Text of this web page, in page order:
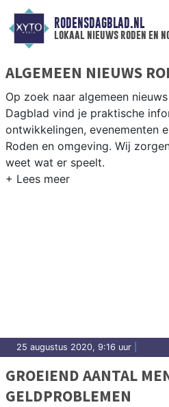
RODENSDAGBLAD.NL
lokaal nieuws roden en
ALGEMEEN NIEUWS
Op zoek naar algemeen
Dagblad vind je praktische
ontwikkelingen, evenementen
Roden en omgeving. Wij
weet wat er speelt.
25 augustus 2020, 9:16 uur
GROEIEND AANTAL
GELDPROBLEMEN